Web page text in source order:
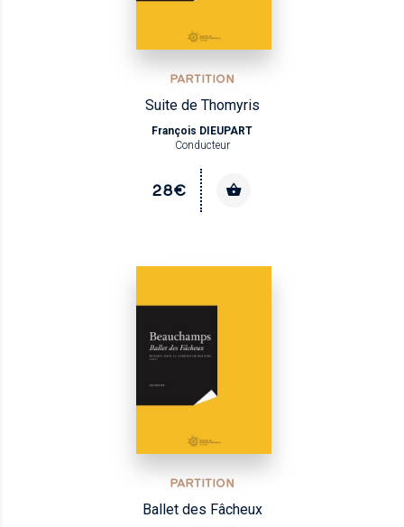
PARTITION
Suite de Thomyris
François DIEUPART
Conducteur
28€
PARTITION
Ballet des Fâcheux